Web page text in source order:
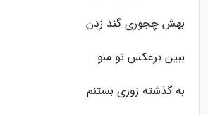
بهش چجوری گند زدن
ببین برعکس تو منو
به گذشته زوری بستنم